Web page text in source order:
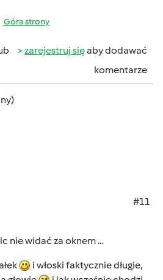
Góra strony
zarejestruj sięaby dodawać
komentarze
#11
nie widać za oknem ...
i włoski faktycznie długie,